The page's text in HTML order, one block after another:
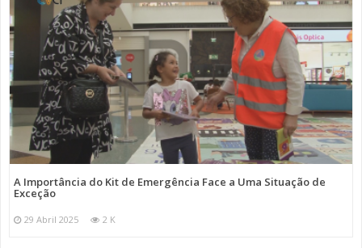
A Importância do Kit de Emergência Face a Uma Situação de
Exceção
29 Abril 2025 2 K